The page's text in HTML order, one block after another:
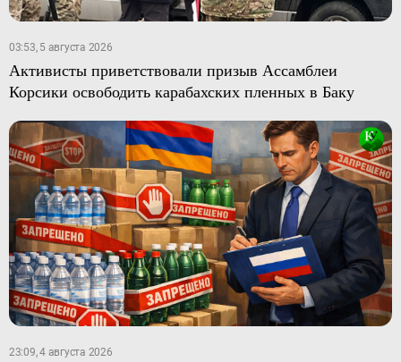
03:53, 5 августа 2026
Активисты приветствовали призыв Ассамблеи
Корсики освободить карабахских пленных в Баку
23:09, 4 августа 2026